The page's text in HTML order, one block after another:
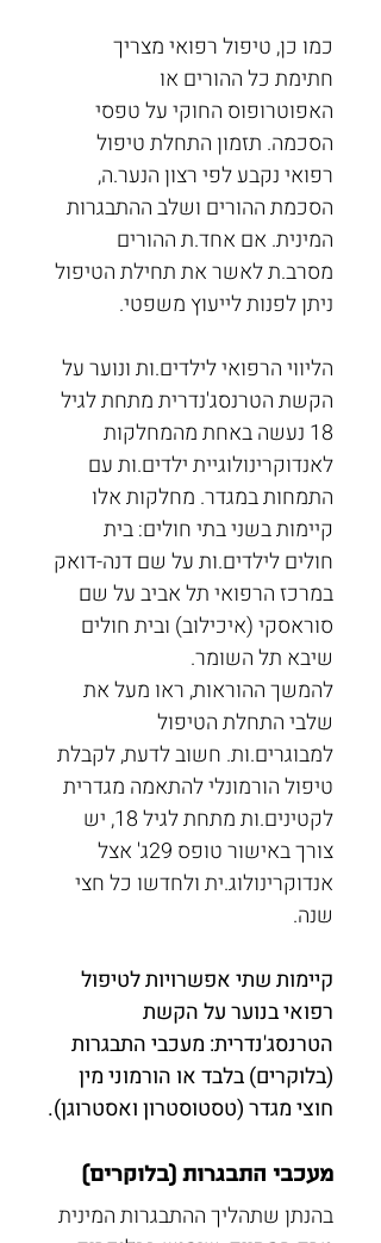
כמו כן, טיפול רפואי מצריך
חתימת כל ההורים או
האפוטרופוס החוקי על טפסי
הסכמה. תזמון התחלת טיפול
רפואי נקבע לפי רצון הנער.ה,
הסכמת ההורים ושלב ההתבגרות
המינית. אם אחד.ת ההורים
מסרב.ת לאשר את תחילת הטיפול
ניתן לפנות לייעוץ משפטי.
הליווי הרפואי לילדים.ות ונוער על
הקשת הטרנסג'נדרית מתחת לגיל
18 נעשה באחת מהמחלקות
לאנדוקרינולוגיית ילדים.ות עם
התמחות במגדר. מחלקות אלו
קיימות בשני בתי חולים: בית
חולים לילדים.ות על שם דנה-דואק
במרכז הרפואי תל אביב על שם
סוראסקי (איכילוב) ובית חולים
שיבא תל השומר.
להמשך ההוראות, ראו מעל את
שלבי התחלת הטיפול
למבוגרים.ות. חשוב לדעת, לקבלת
טיפול הורמונלי להתאמה מגדרית
לקטינים.ות מתחת לגיל 18, יש
צורך באישור טופס 29ג' אצל
אנדוקרינולוג.ית ולחדשו כל חצי
שנה.
קיימות שתי אפשרויות לטיפול
רפואי בנוער על הקשת
הטרנסג'נדרית: מעכבי התבגרות
(בלוקרים) בלבד או הורמוני מין
חוצי מגדר (טסטוסטרון ואסטרוגן).
מעכבי התבגרות (בלוקרים)
בהנתן שתהליך ההתבגרות המינית